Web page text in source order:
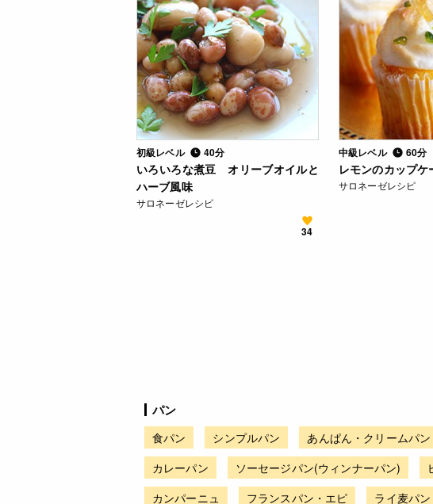
初級レベル 40分
いろいろな煮豆 オリーブオイルと
ハーブ風味
サロネーゼレシピ
34
中級レベル 60分
レモンのカップケ
サロネーゼレシピ
パン
食パン シンプルパン あんぱん・クリームパン
カレーパン
ソーセージパン(ウィンナーパン)
カンパーニュ
フランスパン・エピ ライ麦パ